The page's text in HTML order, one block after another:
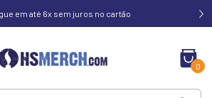
em até 6x sem juros no cartão
0